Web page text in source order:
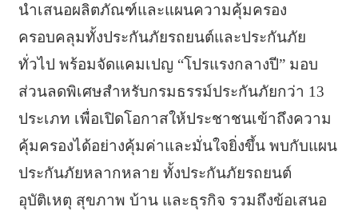
นำเสนอผลิตภัณฑ์และแผนความคุ้มครอง
ครอบคลุมทั้งประกันภัยรถยนต์และประกันภัย
ทั่วไป พร้อมจัดแคมเปญ “โปรแรงกลางปี” มอบ
ส่วนลดพิเศษสำหรับกรมธรรม์ประกันภัยกว่า 13
ประเภท เพื่อเปิดโอกาสให้ประชาชนเข้าถึงความ
คุ้มครองได้อย่างคุ้มค่าและมั่นใจยิ่งขึ้น พบกับแผน
ประกันภัยหลากหลาย ทั้งประกันภัยรถยนต์
อุบัติเหตุ สุขภาพ บ้าน และธุรกิจ รวมถึงข้อเสนอ